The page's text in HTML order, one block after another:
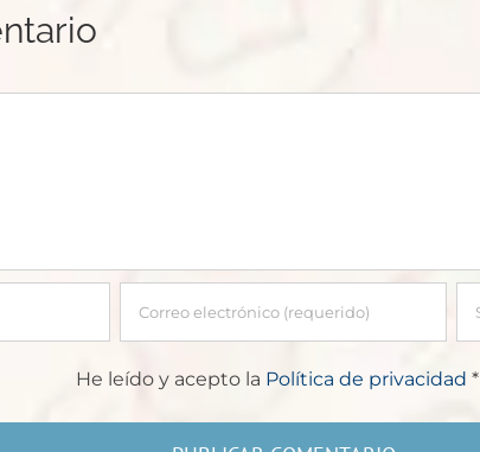
He leído y acepto la Política de privacidad*